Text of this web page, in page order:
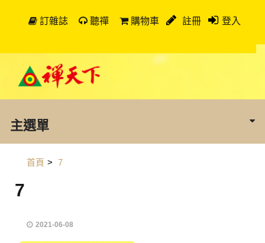
訂雜誌 聽禪 購物車 註冊 登入
主選單
首頁 > 7
7
2021-06-08